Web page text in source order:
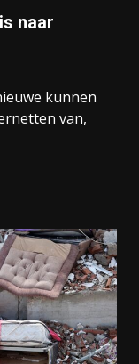
naar
kunnen
van,